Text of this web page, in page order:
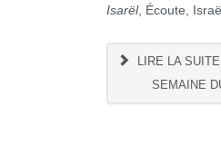
Isarël, Écoute,
LIRE LA
SEMAINE